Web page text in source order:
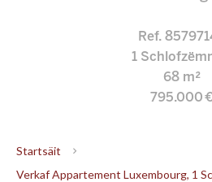
Ref.
1
68 m²
795.000
Startsäit
Verkaf Appartement Luxembourg, 1